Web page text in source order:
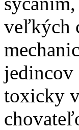
veľkých
jedincov
toxicky